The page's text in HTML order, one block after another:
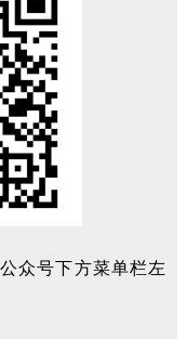
众号下方菜单栏左